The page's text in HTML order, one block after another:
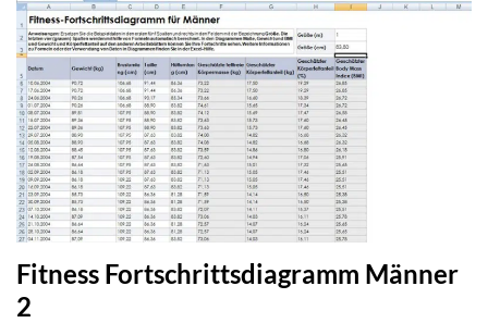
Fitness Fortschrittsdiagramm Männer
2